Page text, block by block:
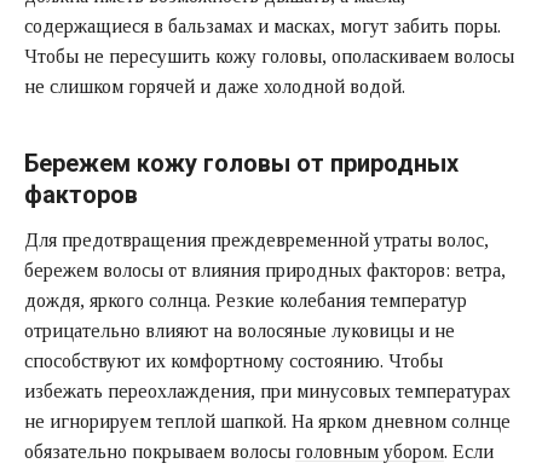
содержащиеся в бальзамах и масках, могут забить поры.
Чтобы не пересушить кожу головы, ополаскиваем волосы
не слишком горячей и даже холодной водой.
Бережем кожу головы от природных
факторов
Для предотвращения преждевременной утраты волос,
бережем волосы от влияния природных факторов: ветра,
дождя, яркого солнца. Резкие колебания температур
отрицательно влияют на волосяные луковицы и не
способствуют их комфортному состоянию. Чтобы
избежать переохлаждения, при минусовых температурах
не игнорируем теплой шапкой. На ярком дневном солнце
обязательно покрываем волосы головным убором. Если